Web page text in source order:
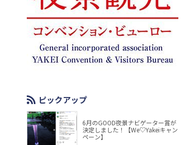
ピックアップ
6月のGOOD夜景ナビゲーター賞が
決定しました！【We♡Yakeiキャン
ペーン】